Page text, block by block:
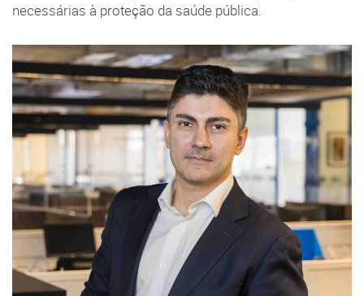
necessárias à proteção da saúde pública.